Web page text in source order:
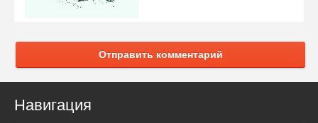
Отправить комментарий
Навигация